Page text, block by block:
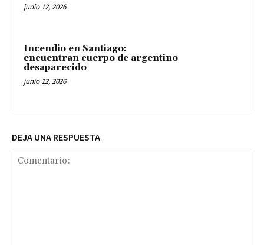
junio 12, 2026
Incendio en Santiago:
encuentran cuerpo de argentino
desaparecido
junio 12, 2026
DEJA UNA RESPUESTA